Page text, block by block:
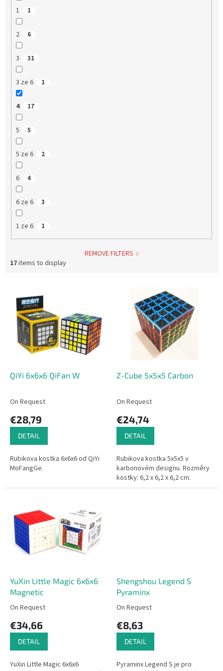
1 1
2 6
3 31
3 ze 6 1
4 17
5 5
5 ze 6 2
6 4
6 ze 6 3
1 ze 6 1
REMOVE FILTERS
17items to display
QiYi 6x6x6 QiFan W
On Request
€28,79
DETAIL
Rubikova kostka 6x6x6 od QiYi
MoFangGe.
Z-Cube 5x5x5 Carbon
On Request
€24,74
DETAIL
Rubikova kostka 5x5x5 v
karbonovém designu. Rozměry
kostky: 6,2 x 6,2 x 6,2 cm.
YuXin Little Magic 6x6x6
Magnetic
On Request
€34,66
DETAIL
YuXin Little Magic 6x6x6
Shengshou Legend S
Pyraminx
On Request
€8,63
DETAIL
Pyraminx Legend S je pro